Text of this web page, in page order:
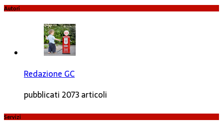
Autori
Redazione GC
pubblicati 2073 articoli
Servizi